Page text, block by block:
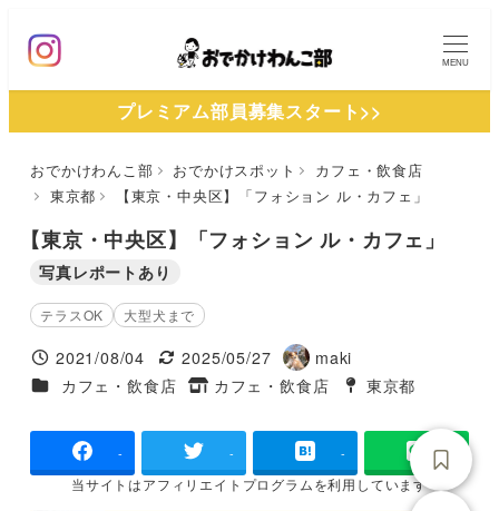
ン
MENU
プレミアム部員募集スタート>>
おでかけわんこ部 おでかけスポット
カフェ・飲食店
東京都
【東京・中央区】「フォション ル・カフェ」
【東京・中央区】「フォション ル・カフェ」
写真レポートあり
テラスOK 大型犬まで
投稿日
2021/08/04
更新日
2025/05/27
著
者
maki
施設ジャンル
カフェ・飲食店
タグ
カフェ・飲食店
タグ
東京都
- - -
当サイトはアフィリエイトプログラムを利用しています